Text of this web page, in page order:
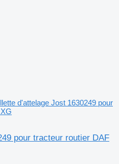
d'attelage Jost 1630249 pour
pour tracteur routier DAF